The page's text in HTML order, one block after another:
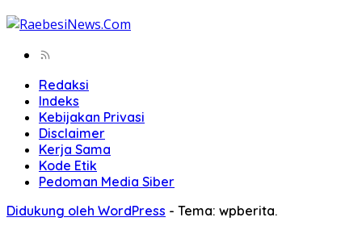
Redaksi
Indeks
Kebijakan Privasi
Disclaimer
Kerja Sama
Kode Etik
Pedoman Media Siber
Didukung oleh WordPress - Tema: wpberita.